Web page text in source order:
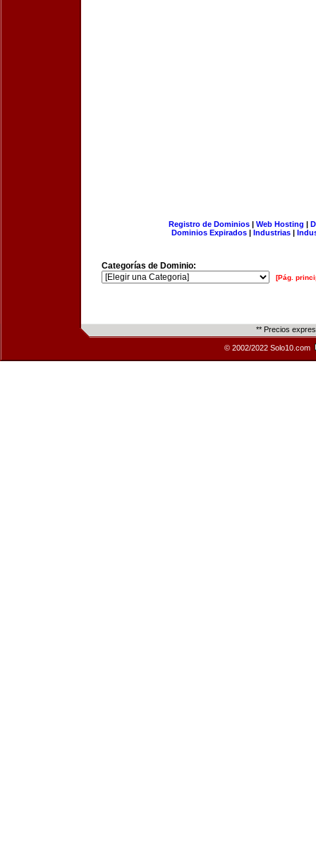
Registro de Dominios| Web Hosting |
Dominios Expirados | Industrias |
Categorías de Dominio:
[Pág.
** Precios
© 2002/2022 Solo10.com